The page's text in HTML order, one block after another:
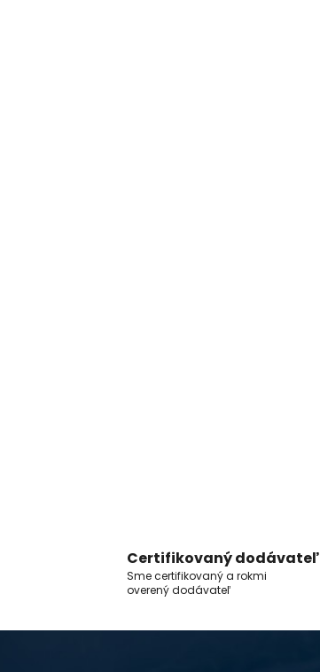
Certifikovaný dodávateľ
Sme certifikovaný a rokmi
overený dodávateľ